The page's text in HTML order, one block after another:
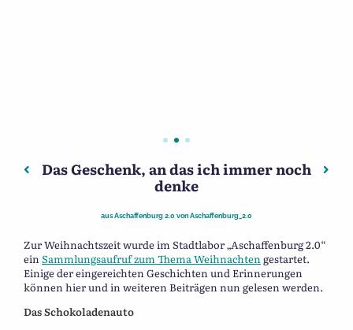
Beitragsnavigation
Vorheriger: Kriegsweihnacht 1942/43
Das Geschenk, an das ich immer noch
denke
ausAschaffenburg 2.0 von Aschaffenburg_2.0
Zur Weihnachtszeit wurde im Stadtlabor „Aschaffenburg 2.0“
einSammlungsaufruf zum Thema Weihnachtengestartet.
Einige der eingereichten Geschichten und Erinnerungen
können hier und in weiteren Beiträgen nun gelesen werden.
Das Schokoladenauto